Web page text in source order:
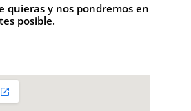
quieras y nos pondremos en
posible.